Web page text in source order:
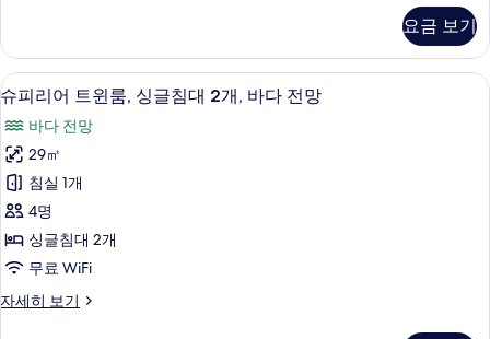
면
사
진
모
두
보
기
다
정
면
자
세
보
기
침
대
1
개,
전
용
수
영
장
사
갈
로,
킹
사
이
즈
침
대
개,
전
용
영
요금 보기
슈
피
리
어
트
윈
룸,
싱
글
슈피리어 트윈룸, 싱글침대 2개, 바다
11
슈피리어 트윈룸, 싱글침대 2개, 바다 전망
바다 전망
29㎡
침실 1개
4명
싱글침대 2개
무료 WiFi
자세히 보기
슈